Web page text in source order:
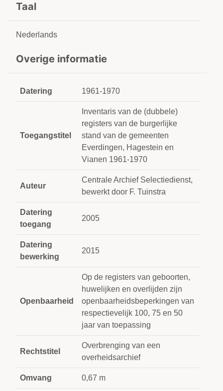
Taal
Nederlands
Overige informatie
Datering 1961-1970
Toegangstitel
Inventaris van de (dubbele)
registers van de burgerlijke
stand van de gemeenten
Everdingen, Hagestein en
Vianen 1961-1970
Auteur
Centrale Archief Selectiedienst,
bewerkt door F. Tuinstra
Datering
toegang
2005
Datering
bewerking
2015
Openbaarheid
Op de registers van geboorten,
huwelijken en overlijden zijn
openbaarheidsbeperkingen van
respectievelijk 100, 75 en 50
jaar van toepassing
Rechtstitel
Overbrenging van een
overheidsarchief
Omvang 0,67 m